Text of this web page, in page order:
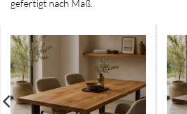
gefertigt nach Maß.